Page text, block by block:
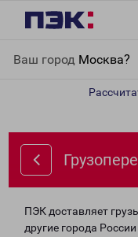
Ваш город Москва?
ПЭК доставляет
другие города